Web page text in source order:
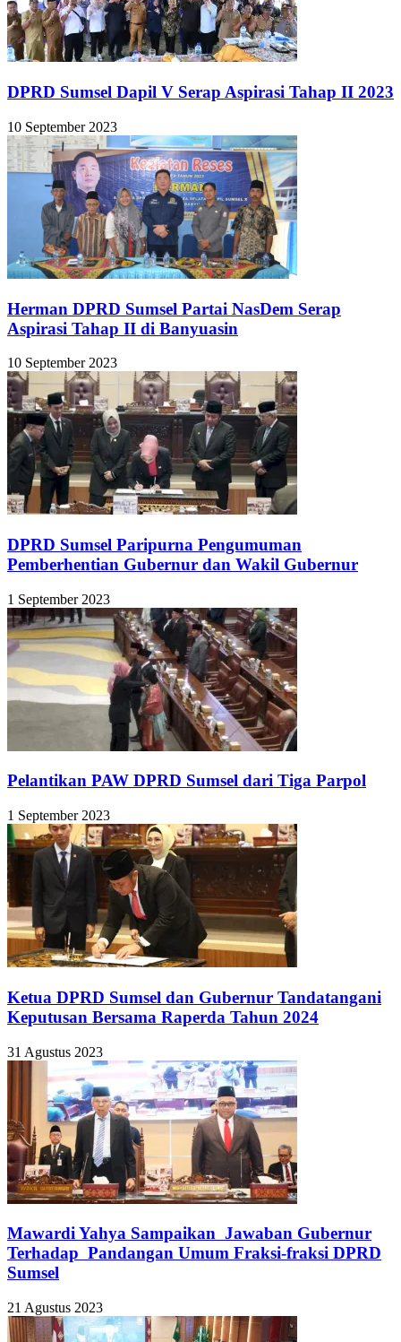
DPRD Sumsel Dapil V Serap Aspirasi Tahap II 2023
10 September 2023
Herman DPRD Sumsel Partai NasDem Serap
Aspirasi Tahap II di Banyuasin
10 September 2023
DPRD Sumsel Paripurna Pengumuman
Pemberhentian Gubernur dan Wakil Gubernur
1 September 2023
Pelantikan PAW DPRD Sumsel dari Tiga Parpol
1 September 2023
Ketua DPRD Sumsel dan Gubernur Tandatangani
Keputusan Bersama Raperda Tahun 2024
31 Agustus 2023
Mawardi Yahya Sampaikan Jawaban Gubernur
Terhadap Pandangan Umum Fraksi-fraksi DPRD
Sumsel
21 Agustus 2023